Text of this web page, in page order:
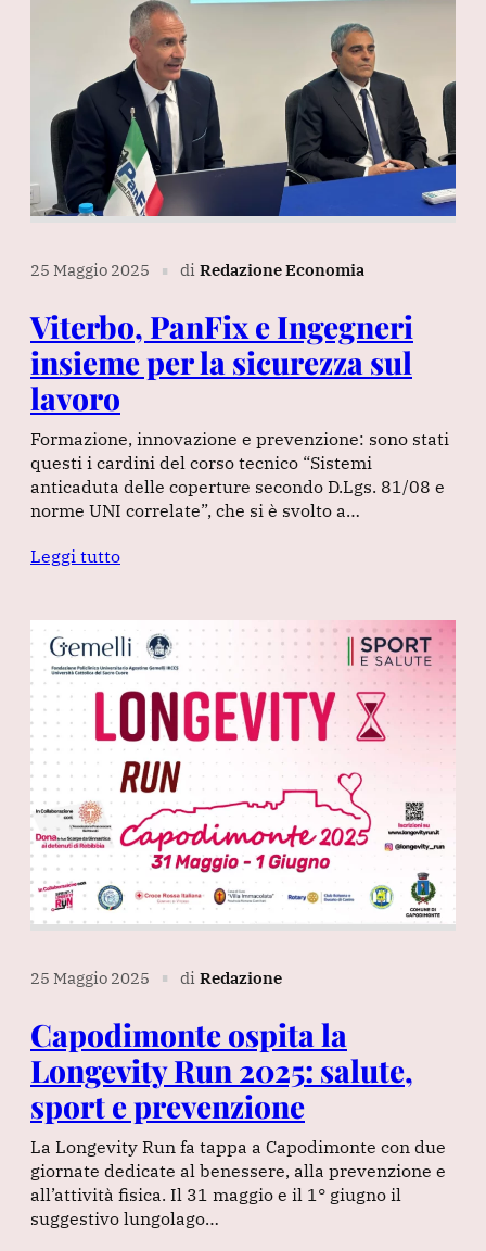
25 Maggio 2025 ∎ di Redazione Economia
Viterbo, PanFix e Ingegneri
insieme per la sicurezza sul
lavoro
Formazione, innovazione e prevenzione: sono stati
questi i cardini del corso tecnico “Sistemi
anticaduta delle coperture secondo D.Lgs. 81/08 e
norme UNI correlate”, che si è svolto a…
Leggi tutto
25 Maggio 2025 ∎ di Redazione
Capodimonte ospita la
Longevity Run 2025: salute,
sport e prevenzione
La Longevity Run fa tappa a Capodimonte con due
giornate dedicate al benessere, alla prevenzione e
all’attività fisica. Il 31 maggio e il 1° giugno il
suggestivo lungolago…